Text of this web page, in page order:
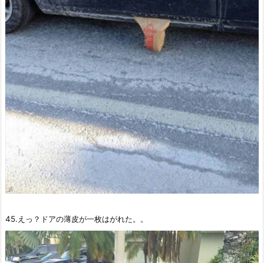
45.えっ？ドアの薄皮が一枚はがれた。。